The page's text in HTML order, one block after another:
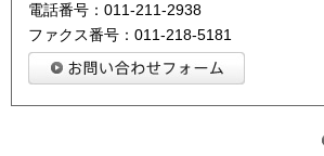
電話番号：011-211-2938
ファクス番号：011-218-5181